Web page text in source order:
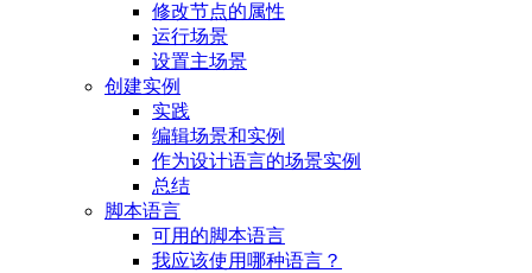
修改节点的属性
运行场景
设置主场景
创建实例
实践
编辑场景和实例
作为设计语言的场景实例
总结
脚本语言
可用的脚本语言
我应该使用哪种语言？